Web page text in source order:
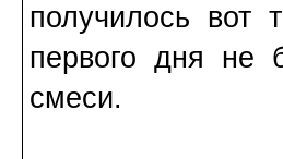
получилось
первого дня не
смеси.